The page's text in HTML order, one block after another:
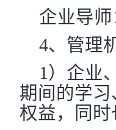
企业导
4、管理
1 ）企业
期间的学
权益，同